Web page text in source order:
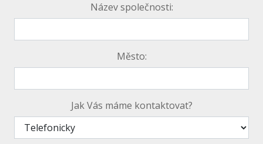
Název společnosti:
Město:
Jak Vás máme kontaktovat?